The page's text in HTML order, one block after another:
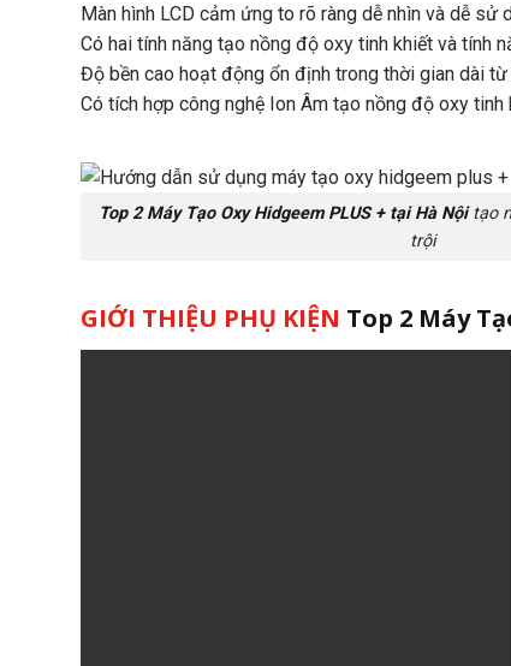
Màn hình LCD cảm ứng to rõ ràng dễ nhìn và dễ sử
Có hai tính năng tạo nồng độ oxy tinh khiết và tính
Độ bền cao hoạt động ổn định trong thời gian dài
Có tích hợp công nghệ Ion Âm tạo nồng độ oxy tinh
Top 2 Máy Tạo Oxy Hidgeem PLUS + tại Hà Nộitạo
trội
GIỚI THIỆU PHỤ KIỆN Top 2 Máy